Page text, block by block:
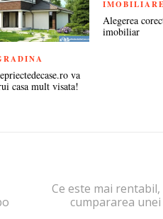
va
casa mult visata!
IMOBILIARE
Alegerea
imobiliar
Ce este mai
cumpararea unei